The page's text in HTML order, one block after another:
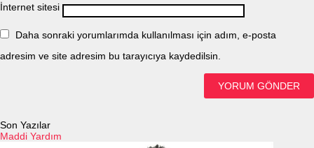
İnternet sitesi
Daha sonraki yorumlarımda kullanılması için adım, e-posta
adresim ve site adresim bu tarayıcıya kaydedilsin.
Son Yazılar
Maddi Yardım